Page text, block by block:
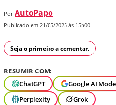
Por AutoPapo
Publicado em 21/05/2025 às 15h00
Seja o primeiro a comentar.
RESUMIR COM:
ChatGPT
Google AI Mode
Perplexity
Grok